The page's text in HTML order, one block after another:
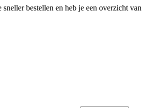
bestellen en heb je een overzicht van